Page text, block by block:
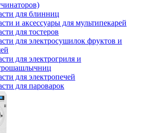
для блинниц
и аксессуары для мультипекарей
для тостеров
для электросушилок фруктов и
для электрогриля и
для электропечей
для пароварок